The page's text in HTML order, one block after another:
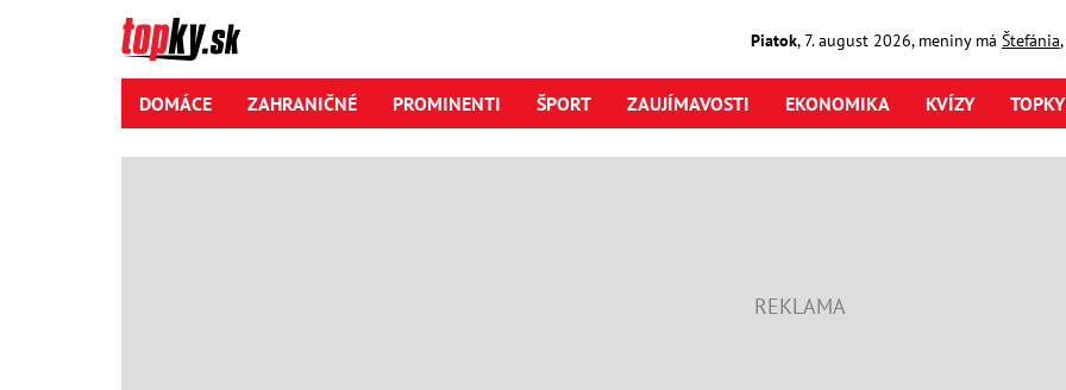
Piatok,7. august2026, meniny má Štefánia
DOMÁCE ZAHRANIČNÉ PROMINENTI ŠPORT ZAUJÍMAVOSTI EKONOMIKA KVÍZY